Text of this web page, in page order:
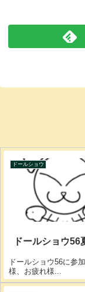
ドールショウ
ドールショウ56
ドールショウ56に参
様、お疲れ様...